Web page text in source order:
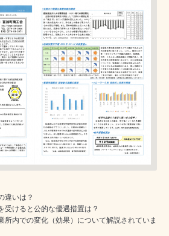
違いは？
受けると公的な優遇措置は？
所内での変化（効果）について解説されていま